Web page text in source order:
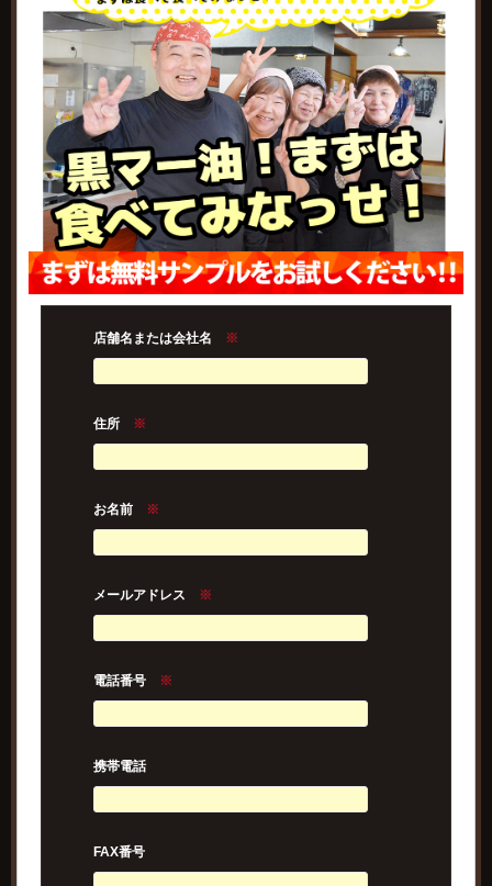
店舗名または会社名 ※
住所 ※
お名前 ※
メールアドレス ※
電話番号 ※
携帯電話
FAX番号